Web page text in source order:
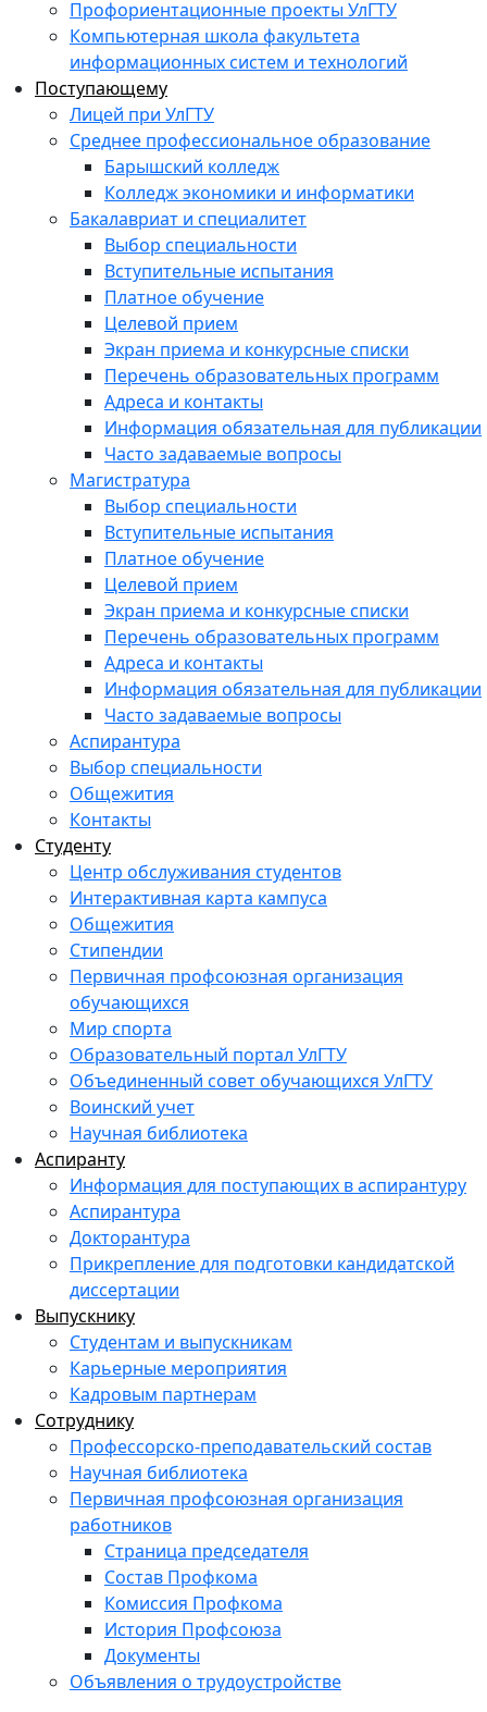
Профориентационные проекты УлГТУ
Компьютерная школа факультета
информационных систем и технологий
Поступающему
Лицей при УлГТУ
Среднее профессиональное образование
Барышский колледж
Колледж экономики и информатики
Бакалавриат и специалитет
Выбор специальности
Вступительные испытания
Платное обучение
Целевой прием
Экран приема и конкурсные списки
Перечень образовательных программ
Адреса и контакты
Информация обязательная для публикации
Часто задаваемые вопросы
Магистратура
Выбор специальности
Вступительные испытания
Платное обучение
Целевой прием
Экран приема и конкурсные списки
Перечень образовательных программ
Адреса и контакты
Информация обязательная для публикации
Часто задаваемые вопросы
Аспирантура
Выбор специальности
Общежития
Контакты
Студенту
Центр обслуживания студентов
Интерактивная карта кампуса
Общежития
Стипендии
Первичная профсоюзная организация
обучающихся
Мир спорта
Образовательный портал УлГТУ
Объединенный совет обучающихся УлГТУ
Воинский учет
Научная библиотека
Аспиранту
Информация для поступающих в аспирантуру
Аспирантура
Докторантура
Прикрепление для подготовки кандидатской
диссертации
Выпускнику
Студентам и выпускникам
Карьерные мероприятия
Кадровым партнерам
Сотруднику
Профессорско-преподавательский состав
Научная библиотека
Первичная профсоюзная организация
работников
Страница председателя
Состав Профкома
Комиссия Профкома
История Профсоюза
Документы
Объявления о трудоустройстве